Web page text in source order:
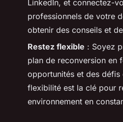
LinkedIn, et connectez-
professionnels de votre
obtenir des conseils et
Restez flexible : Soyez
plan de reconversion en
opportunités et des défis
flexibilité est la clé pour
environnement en